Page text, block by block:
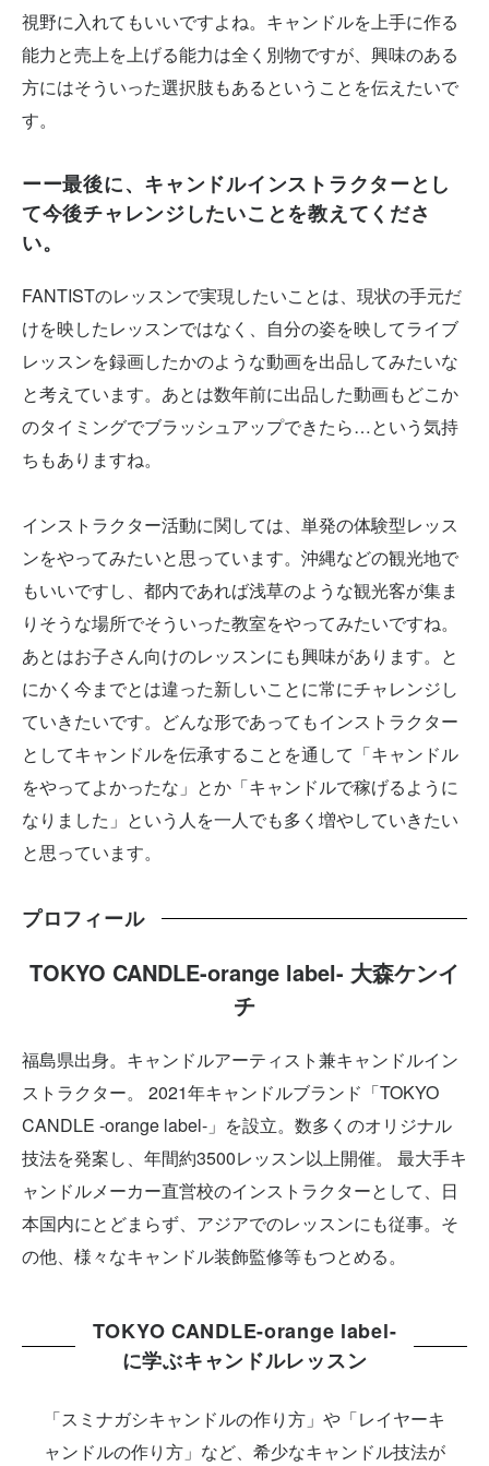
視野に入れてもいいですよね。キャンドルを上手に作る
能力と売上を上げる能力は全く別物ですが、興味のある
方にはそういった選択肢もあるということを伝えたいで
す。
ーー最後に、キャンドルインストラクターとし
て今後チャレンジしたいことを教えてくださ
い。
FANTISTのレッスンで実現したいことは、現状の手元だ
けを映したレッスンではなく、自分の姿を映してライブ
レッスンを録画したかのような動画を出品してみたいな
と考えています。あとは数年前に出品した動画もどこか
のタイミングでブラッシュアップできたら…という気持
ちもありますね。
インストラクター活動に関しては、単発の体験型レッス
ンをやってみたいと思っています。沖縄などの観光地で
もいいですし、都内であれば浅草のような観光客が集ま
りそうな場所でそういった教室をやってみたいですね。
あとはお子さん向けのレッスンにも興味があります。と
にかく今までとは違った新しいことに常にチャレンジし
ていきたいです。どんな形であってもインストラクター
としてキャンドルを伝承することを通して「キャンドル
をやってよかったな」とか「キャンドルで稼げるように
なりました」という人を一人でも多く増やしていきたい
と思っています。
プロフィール
TOKYO CANDLE-orange label- 大森ケンイ
チ
福島県出身。キャンドルアーティスト兼キャンドルイン
ストラクター。 2021年キャンドルブランド「TOKYO
CANDLE -orange label-」を設立。数多くのオリジナル
技法を発案し、年間約3500レッスン以上開催。 最大手キ
ャンドルメーカー直営校のインストラクターとして、日
本国内にとどまらず、アジアでのレッスンにも従事。そ
の他、様々なキャンドル装飾監修等もつとめる。
TOKYO CANDLE-orange label-
に学ぶキャンドルレッスン
「スミナガシキャンドルの作り方」や「レイヤーキ
ャンドルの作り方」など、希少なキャンドル技法が